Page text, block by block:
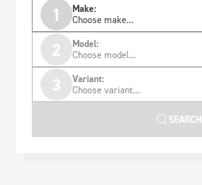
1 Make:
Choose make...
2 Model:
Choose model...
3 Variant:
Choose variant...
SEARCH